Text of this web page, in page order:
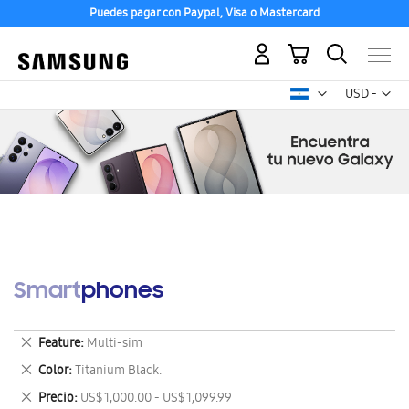
Puedes pagar con Paypal, Visa o Mastercard
USD -
dólar
Mi carrito
Smartphones
Feature Multi-sim
Eliminar
este
artículo
Color Titanium Black.
Eliminar
este
Precio US$ 1,000.00 - US$ 1,099.99
Eliminar